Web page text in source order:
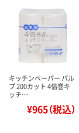
キッチンペーパー パル
プ 200カット 4倍巻キ
ッチ…
¥965（税込）